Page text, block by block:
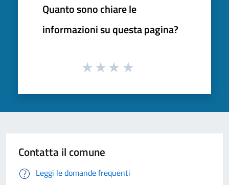
Quanto sono chiare le
informazioni su questa pagina?
Contatta il comune
Leggi le domande frequenti